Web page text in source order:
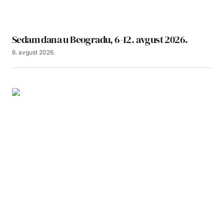
Sedam dana u Beogradu, 6-12. avgust 2026.
6. avgust 2026.